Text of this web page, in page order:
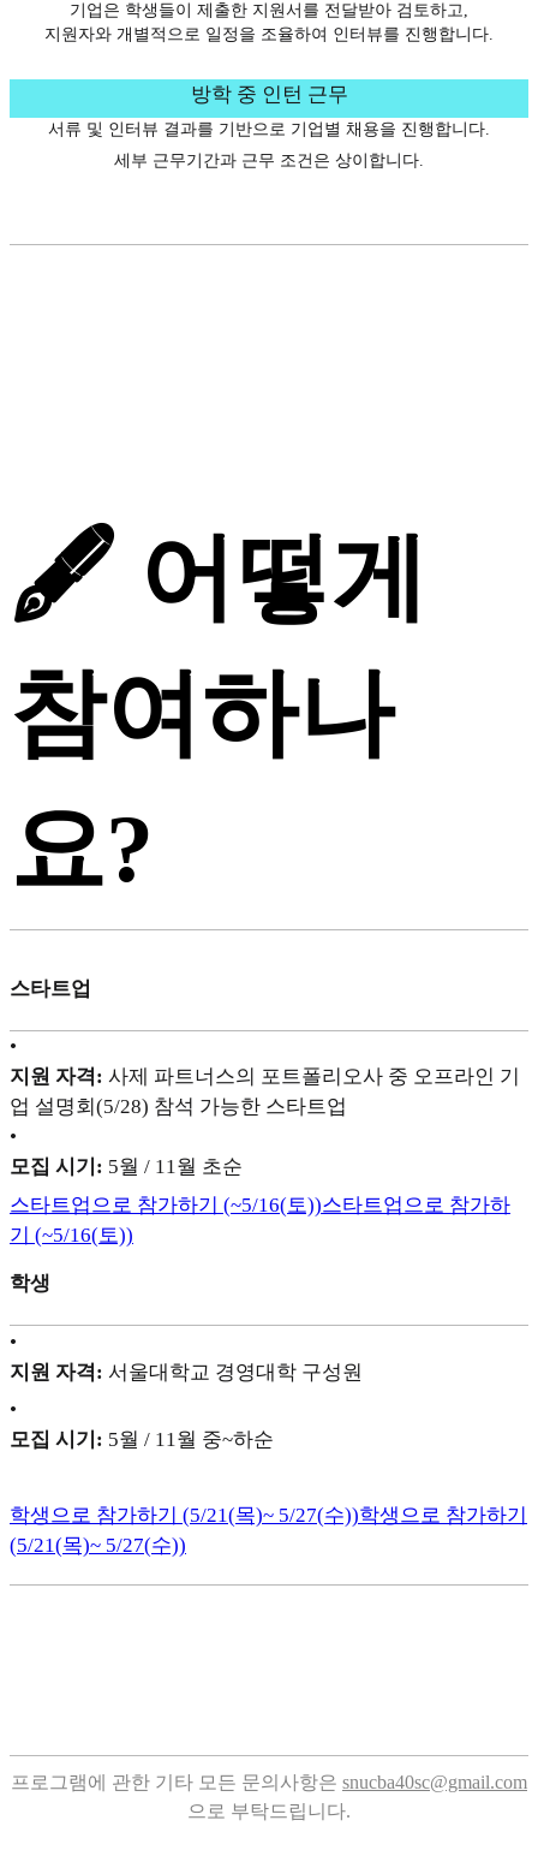
기업은 학생들이 제출한 지원서를 전달받아 검토하고,
지원자와 개별적으로 일정을 조율하여 인터뷰를 진행합니다.
방학 중 인턴 근무
서류 및 인터뷰 결과를 기반으로 기업별 채용을 진행합니다.
세부 근무기간과 근무 조건은 상이합니다.
🖋️ 어떻게
참여하나
요?
스타트업
•
지원 자격: 사제 파트너스의 포트폴리오사 중 오프라인 기
업 설명회(5/28) 참석 가능한 스타트업
•
모집 시기: 5월 / 11월 초순
스타트업으로 참가하기 (~5/16(토))스타트업으로 참가하
기 (~5/16(토))
학생
•
지원 자격: 서울대학교 경영대학 구성원
•
모집 시기: 5월 / 11월 중~하순
학생으로 참가하기 (5/21(목)~ 5/27(수))학생으로 참가하기
(5/21(목)~ 5/27(수))
프로그램에 관한 기타 모든 문의사항은 snucba40sc@gmail.com
으로 부탁드립니다.